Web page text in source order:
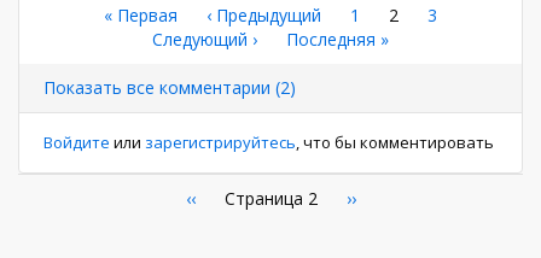
Нумерация
страниц
Первая
страница
« Первая ←
‹ Предыдущий Страница
1
Текущая
2 Страница
3
Следующая
Следующий ›
Последняя
Последняя »
Показать все комментарии (2)
Войдите или зарегистрируйтесь, что бы комментировать
Нумерация
←
‹‹ Страница 2
Следующая
››